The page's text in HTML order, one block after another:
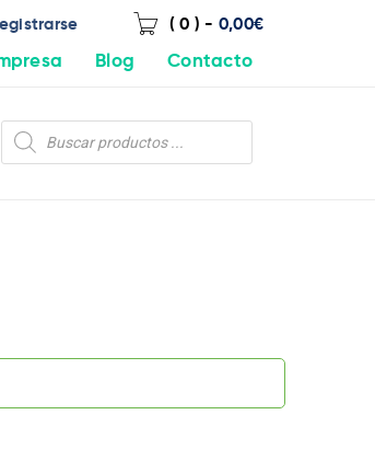
( 0 ) - 0,00€
Blog Contacto